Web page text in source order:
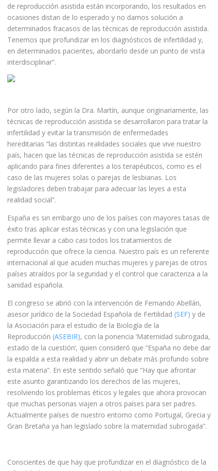
de reproducción asistida están incorporando, los resultados en
ocasiones distan de lo esperado y no damos solución a
determinados fracasos de las técnicas de reproducción asistida.
Tenemos que profundizar en los diagnósticos de infertilidad y,
en determinados pacientes, abordarlo desde un punto de vista
interdisciplinar”.
Por otro lado, según la Dra. Martín, aunque originariamente, las
técnicas de reproducción asistida se desarrollaron para tratar la
infertilidad y evitar la transmisión de enfermedades
hereditarias “las distintas realidades sociales que vive nuestro
país, hacen que las técnicas de reproducción asistida se estén
aplicando para fines diferentes a los terapéuticos, como es el
caso de las mujeres solas o parejas de lesbianas. Los
legisladores deben trabajar para adecuar las leyes a esta
realidad social”.
España es sin embargo uno de los países con mayores tasas de
éxito tras aplicar estas técnicas y con una legislación que
permite llevar a cabo casi todos los tratamientos de
reproducción que ofrece la ciencia. Nuestro país es un referente
internacional al que acuden muchas mujeres y parejas de otros
países atraídos por la seguridad y el control que caracteriza a la
sanidad española.
El congreso se abrió con la intervención de Fernando Abellán,
asesor jurídico de la Sociedad Española de Fertilidad (SEF) y de
la Asociación para el estudio de la Biología de la
Reproducción (ASEBIR), con la ponencia ‘Maternidad subrogada,
estado de la cuestión’, quien consideró que “España no debe dar
la espalda a esta realidad y abrir un debate más profundo sobre
esta materia”. En este sentido señaló que “Hay que afrontar
este asunto garantizando los derechos de las mujeres,
resolviendo los problemas éticos y legales que ahora provocan
que muchas personas viajen a otros países para ser padres.
Actualmente países de nuestro entorno como Portugal, Grecia y
Gran Bretaña ya han legislado sobre la maternidad subrogada”.
Conscientes de que hay que profundizar en el diagnóstico de la